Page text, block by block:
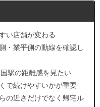
い店舗が変わる
・業平側の動線を確認し
駅の距離感を見たい
で続けやすいかが重要
の近さだけでなく帰宅ル